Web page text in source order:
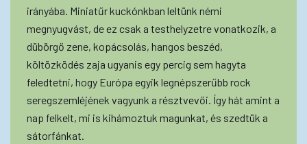
irányába. Miniatűr kuckónkban leltünk némi
megnyugvást, de ez csak a testhelyzetre vonatkozik, a
dübörgő zene, kopácsolás, hangos beszéd,
költözködés zaja ugyanis egy percig sem hagyta
feledtetni, hogy Európa egyik legnépszerűbb rock
seregszemléjének vagyunk a résztvevői. Így hát amint a
nap felkelt, mi is kihámoztuk magunkat, és szedtük a
sátorfánkat.